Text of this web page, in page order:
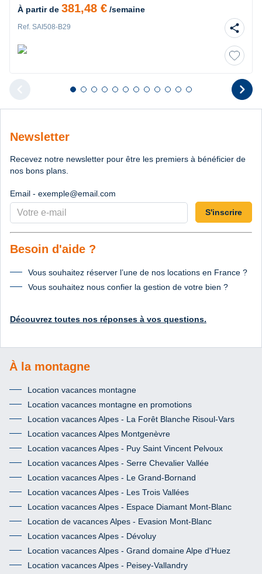
Diapositive
À partir de 381,48 € /semaine
Ref. SAI508-B29 share
chevron_right
Diapositive 1 sur 12
Diapositive 2 sur 12
Diapositive 3 sur 12
Diapositive 4 sur 12
Diapositive 5 sur 12
Diapositive 6 sur 12
Diapositive 7 sur 12
Diapositive 8 sur 12
Diapositive 9 sur 12
Diapositive 10 sur 12
Diapositive 11 sur 12
Diapositive 12 sur
Newsletter
Recevez notre newsletter pour être les premiers à bénéficier de
nos bons plans.
Email - exemple@email.com
S'inscrire
Besoin d'aide ?
Vous souhaitez réserver l’une de nos locations en France ?
Vous souhaitez nous confier la gestion de votre bien ?
Découvrez toutes nos réponses à vos questions.
À la montagne
Location vacances montagne
Location vacances montagne en promotions
Location vacances Alpes - La Forêt Blanche Risoul-Vars
Location vacances Alpes Montgenèvre
Location vacances Alpes - Puy Saint Vincent Pelvoux
Location vacances Alpes - Serre Chevalier Vallée
Location vacances Alpes - Le Grand-Bornand
Location vacances Alpes - Les Trois Vallées
Location vacances Alpes - Espace Diamant Mont-Blanc
Location de vacances Alpes - Evasion Mont-Blanc
Location vacances Alpes - Dévoluy
Location vacances Alpes - Grand domaine Alpe d'Huez
Location vacances Alpes - Peisey-Vallandry